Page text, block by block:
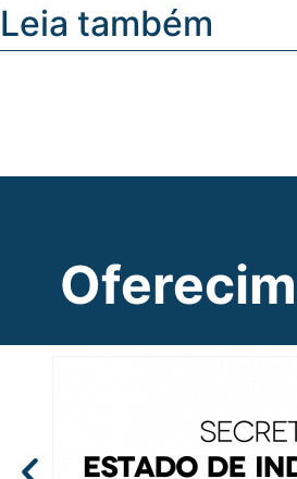
Leia também